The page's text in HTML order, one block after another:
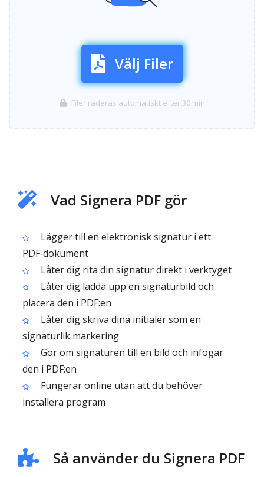
Välj Filer
Filer raderas automatiskt efter 30 min
Vad Signera PDF gör
Lägger till en elektronisk signatur i ett
PDF‑dokument
Låter dig rita din signatur direkt i verktyget
Låter dig ladda upp en signaturbild och
placera den i PDF:en
Låter dig skriva dina initialer som en
signaturlik markering
Gör om signaturen till en bild och infogar
den i PDF:en
Fungerar online utan att du behöver
installera program
Så använder du Signera PDF